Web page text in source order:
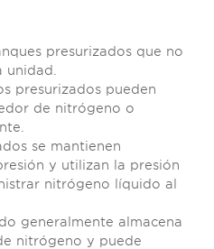
presurizados que no
unidad.
presurizados pueden
de nitrógeno o
se mantienen
y utilizan la presión
nitrógeno líquido al
generalmente almacena
nitrógeno y puede